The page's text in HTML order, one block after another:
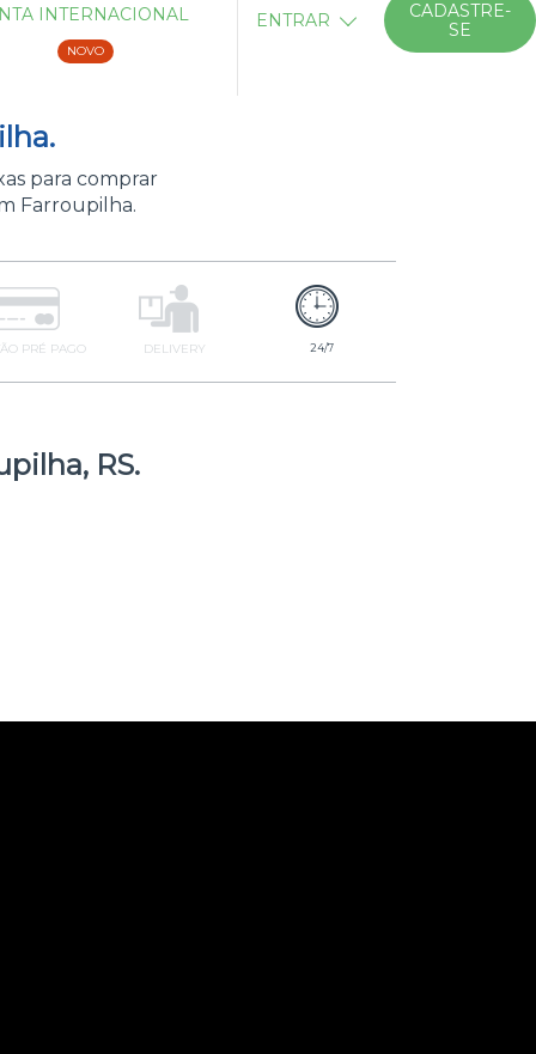
INTERNACIONAL
NOVO
ENTRAR
CADASTRE-
SE
para comprar
Farroupilha.
PRÉ PAGO DELIVERY 24/7
RS.